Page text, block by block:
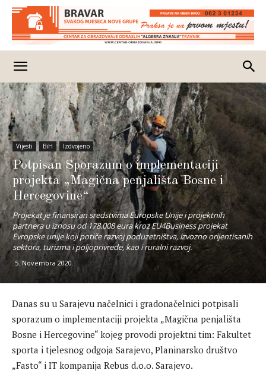
Vijesti BiH Izdvojeno
Potpisan Sporazum o implementaciji
projekta „Magična penjališta Bosne i
Hercegovine“
Projekat je finansiran sredstvima Europske Unije i projektnih
partnera u iznosu od 178.008 eura kroz EU4Business projekat
Evropske unije koji potiče razvoj poduzetništva, izvozno orijentisanih
sektora, turizma i poljoprivrede, kao i ruralni razvoj.
5. Novembra 2020.
Danas su u Sarajevu načelnici i gradonačelnici potpisali
sporazum o implementaciji projekta „Magična penjališta
Bosne i Hercegovine“ kojeg provodi projektni tim: Fakultet
sporta i tjelesnog odgoja Sarajevo, Planinarsko društvo
„Fasto“ i IT kompanija Rebus d.o.o. Sarajevo.